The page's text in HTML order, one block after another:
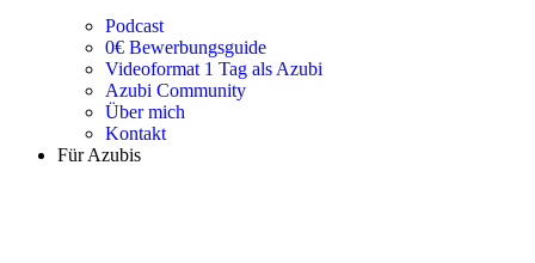
Podcast
0€ Bewerbungsguide
Videoformat 1 Tag als Azubi
Azubi Community
Über mich
Kontakt
Für Azubis